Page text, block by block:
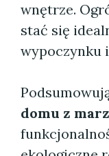
wnętrze.
stać się
wypoczynku
domu z